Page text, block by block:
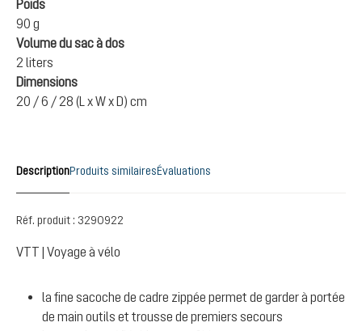
Poids
90 g
Volume du sac à dos
2 liters
Dimensions
20 / 6 / 28 (L x W x D) cm
DescriptionProduits similairesÉvaluations
Réf. produit : 3290922
VTT | Voyage à vélo
la fine sacoche de cadre zippée permet de garder à portée
de main outils et trousse de premiers secours